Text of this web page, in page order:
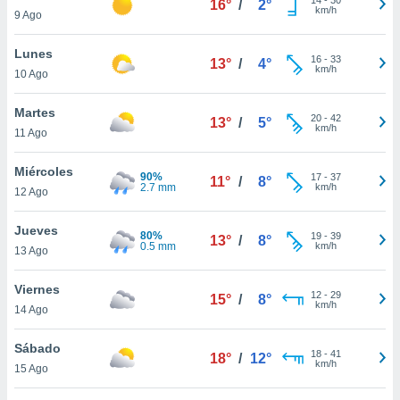
más
nuestra
y
de
disponible
cookies
aceptar
9 Ago
16° / 2°
km/h
Lunes
10 Ago
13° / 4° 16- 33
km/h
Martes
11 Ago
13° / 5° 20- 42
km/h
Miércoles
12 Ago
90%
2.7 mm
11° / 8° 17- 37
km/h
Jueves
13 Ago
80%
0.5 mm
13° / 8° 19- 39
km/h
Viernes
14 Ago
15° / 8° 12- 29
km/h
Sábado
15 Ago
18° / 12° 18- 41
km/h